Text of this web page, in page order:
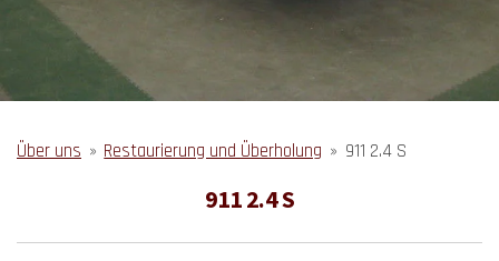
Über uns » Restaurierung und Überholung » 911 2.4 S
911 2.4 S